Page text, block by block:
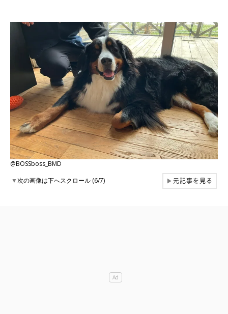
@BOSSboss_BMD
▼次の画像は下へスクロール (6/7) ▶元記事を見る